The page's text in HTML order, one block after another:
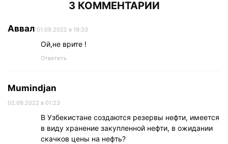
3 КОММЕНТАРИИ
Аввал 01.09.2022 в 19:33
Ой,не врите !
Ответить
Mumindjan
02.09.2022 в 01:23
В Узбекистане создаются резервы нефти, имеется
в виду хранение закупленной нефти, в ожидании
скачков цены на нефть?